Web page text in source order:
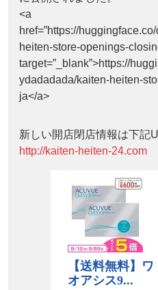
<a
href=”https://
heiten-store-openings-
target=”_blank”>https://
ydadadada/kaiten-heiten-
ja</a>
新しい開店閉店情報は下記
http://kaiten-heiten-24.com